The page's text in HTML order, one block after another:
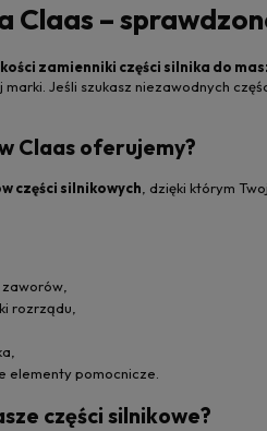
Claas –
zamienniki części silnika do
Jeśli szukasz niezawodnych
Claas oferujemy?
części silnikowych , dzięki którym
rozrządu,
elementy pomocnicze.
części silnikowe?